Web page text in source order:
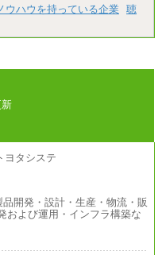
職種（CS職）：月給255,00
月給300,000円（大学卒）
ウハウを持っている企業
聴
新
開発・設計・生産・物流・販
および運用・インフラ構築な